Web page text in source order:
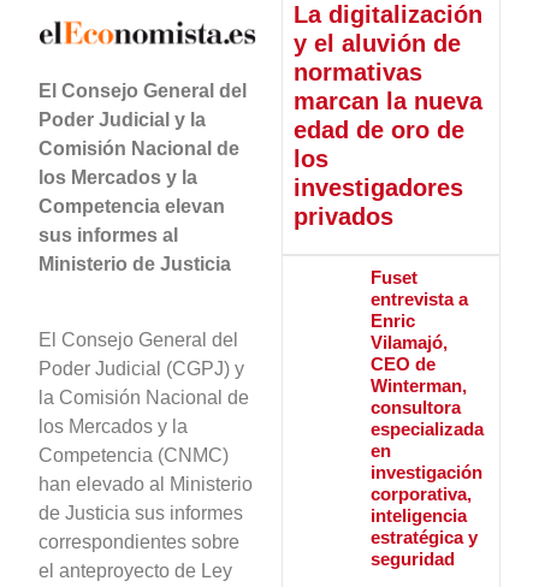
El Consejo General del
Poder Judicial y la
Comisión Nacional de
los Mercados y la
Competencia elevan
sus informes al
Ministerio de Justicia
El Consejo General del
Poder Judicial (CGPJ) y
la Comisión Nacional de
los Mercados y la
Competencia (CNMC)
han elevado al Ministerio
de Justicia sus informes
correspondientes sobre
el anteproyecto de Ley
La digitalización
y el aluvión de
normativas
marcan la nueva
edad de oro de
los
investigadores
privados
Fuset
entrevista a
Enric
Vilamajó,
CEO de
Winterman,
consultora
especializada
en
investigación
corporativa,
inteligencia
estratégica y
seguridad